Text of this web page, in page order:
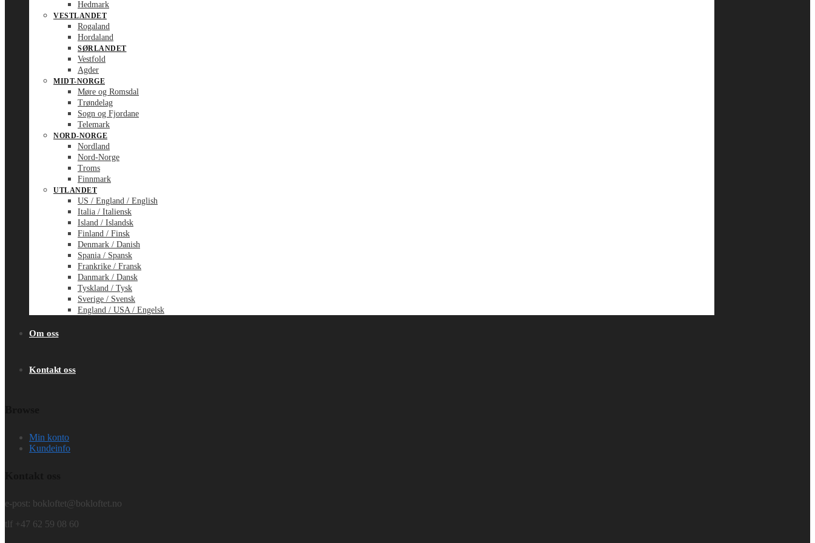
Hedmark
VESTLANDET
Rogaland
Hordaland
SØRLANDET
Vestfold
Agder
MIDT-NORGE
Møre og Romsdal
Trøndelag
Sogn og Fjordane
Telemark
NORD-NORGE
Nordland
Nord-Norge
Troms
Finnmark
UTLANDET
US / England / English
Italia / Italiensk
Island / Islandsk
Finland / Finsk
Denmark / Danish
Spania / Spansk
Frankrike / Fransk
Danmark / Dansk
Tyskland / Tysk
Sverige / Svensk
England / USA / Engelsk
Om oss
Kontakt oss
Min konto
Kundeinfo
e-post: bokloftet@bokloftet.no
tlf +47 62 59 08 60